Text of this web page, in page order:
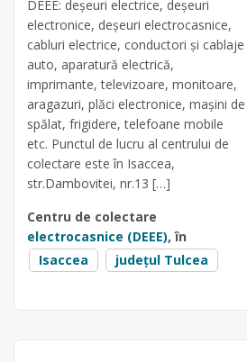
DEEE: deșeuri electrice, deșeuri
electronice, deșeuri electrocasnice,
cabluri electrice, conductori și cablaje
auto, aparatură electrică,
imprimante, televizoare, monitoare,
aragazuri, plăci electronice, mașini de
spălat, frigidere, telefoane mobile
etc. Punctul de lucru al centrului de
colectare este în Isaccea,
str.Dambovitei, nr.13 […]
Centru de colectare
electrocasnice (DEEE), în
Isaccea
județul Tulcea